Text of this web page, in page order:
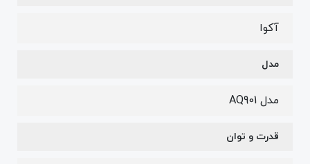
آکوا
مدل
مدل AQ901
قدرت و توان